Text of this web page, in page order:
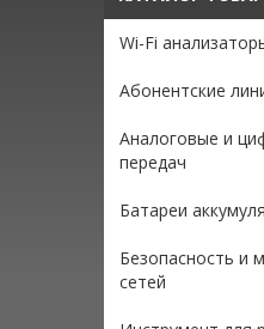
Wi-Fi
Абонентские
Аналоговые и
передач
Батареи
Безопасность и
сетей